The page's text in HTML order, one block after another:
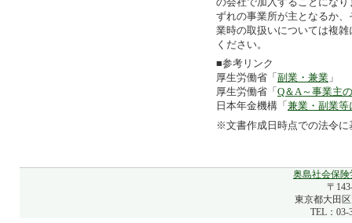
ずれの事業所が主となるか
業時の取扱いについては複
ください。
■参考リンク
厚生労働省「 副業・兼業 」
厚生労働省「 Q＆A～事業主
日本年金機構「 兼業・副業等
※文書作成日時点での法令
奥島社会保
〒
東京都大田
TEL：03-